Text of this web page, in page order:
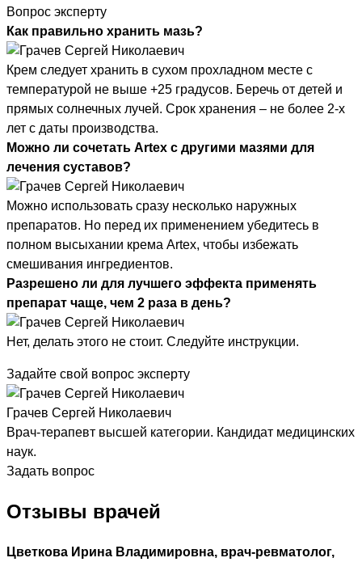
Вопрос эксперту
Как правильно хранить мазь?
Крем следует хранить в сухом прохладном месте с
температурой не выше +25 градусов. Беречь от детей и
прямых солнечных лучей. Срок хранения – не более 2-х
лет с даты производства.
Можно ли сочетать Artex с другими мазями для
лечения суставов?
Можно использовать сразу несколько наружных
препаратов. Но перед их применением убедитесь в
полном высыхании крема Artex, чтобы избежать
смешивания ингредиентов.
Разрешено ли для лучшего эффекта применять
препарат чаще, чем 2 раза в день?
Нет, делать этого не стоит. Следуйте инструкции.
Задайте свой вопрос эксперту
Грачев Сергей Николаевич
Врач-терапевт высшей категории. Кандидат медицинских
наук.
Задать вопрос
Отзывы врачей
Цветкова Ирина Владимировна, врач-ревматолог,